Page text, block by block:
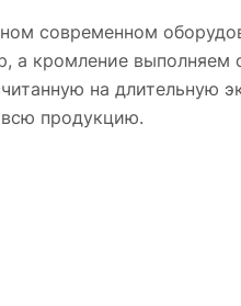
современном
а кромление выполняем
на длительную
продукцию.